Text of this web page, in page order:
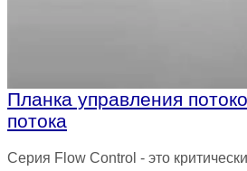
Планка управления
потока
Серия Flow Control - это